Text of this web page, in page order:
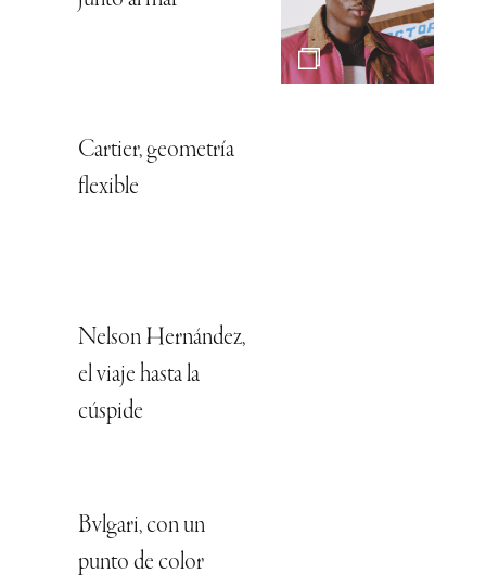
Cartier, geometría
flexible
Nelson Hernández,
el viaje hasta la
cúspide
Bvlgari, con un
punto de color